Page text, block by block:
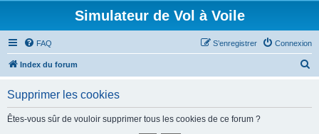
Simulateur de Vol à Voile
FAQ Connexion
S’enregistrer
Index du forum
Supprimer les cookies
Êtes-vous sûr de vouloir supprimer tous les cookies de ce forum ?